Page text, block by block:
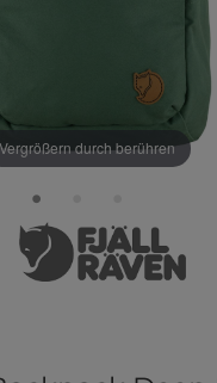
Vergrößern durch berühren